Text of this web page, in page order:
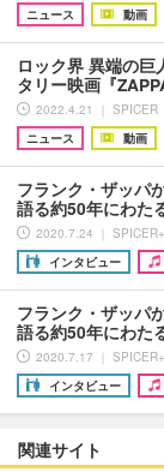
ニュース
動画
ロック界 異端の
タリー映画『
2022.4.21 ｜ SPICER
ニュース
動画
フランク・ザッパ
語る約50年にわた
2020.7.24 ｜ SPICER+
インタビュー
フランク・ザッパ
語る約50年にわた
2020.7.17 ｜ SPICER+
インタビュー
関連サイト